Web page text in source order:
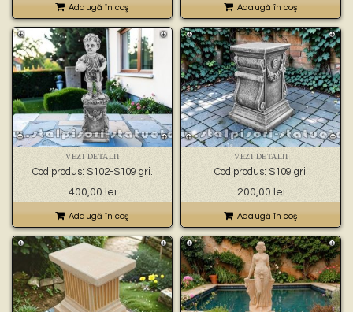
Adaugă în coş Adaugă în coş
VEZI DETALII
Cod produs: S102-S109 gri.
400,00 lei
Adaugă în coş
VEZI DETALII
Cod produs: S109 gri.
200,00 lei
Adaugă în coş